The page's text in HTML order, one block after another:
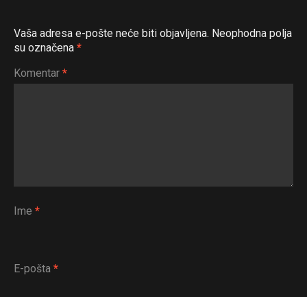
Vaša adresa e-pošte neće biti objavljena. Neophodna polja
su označena *
Komentar *
Ime *
E-pošta *